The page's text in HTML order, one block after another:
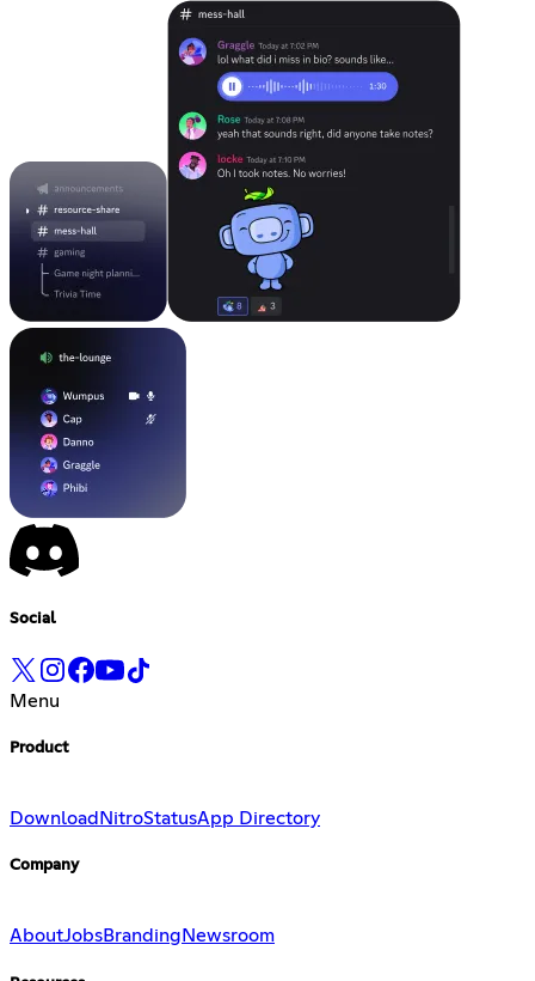
Social
Menu
Product
Download NitroStatusApp Directory
Company
AboutJobsBranding Newsroom